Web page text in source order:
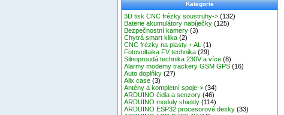
Kategorie
3D tisk CNC frézky soustruhy-> (132)
Baterie akumulátory nabíječky (125)
Bezpečnostní kamery (3)
Chytrá smart klika (2)
CNC frézky na plasty + AL
(1)
Fotovoltaika FV technika (29)
Silnoproudá technika 230V a více (8)
Alarmy modemy trackery GSM GPS (16)
Auto doplňky (27)
Alix case (3)
Antény a kompletní spoje-> (34)
ARDUINO čidla a senzory (46)
ARDUINO moduly shieldy (114)
ARDUINO ESP32 procesorové desky (33)